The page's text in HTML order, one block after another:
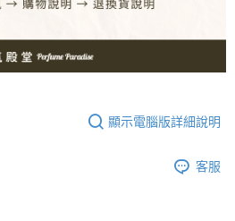
顯示電腦版詳細說明
客服